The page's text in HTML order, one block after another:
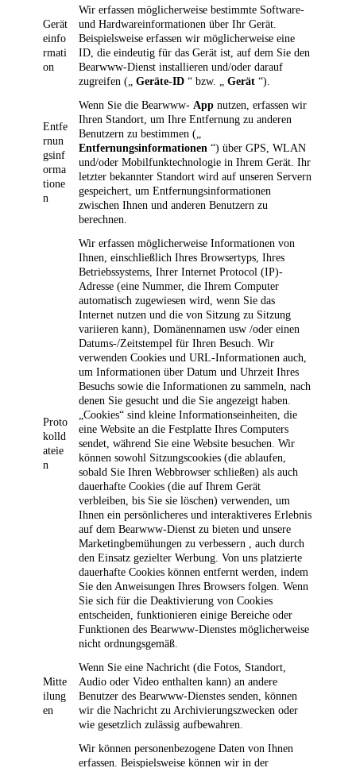
Gerät
einfo
rmati
on
Wir erfassen möglicherweise bestimmte Software-
und Hardwareinformationen über Ihr Gerät.
Beispielsweise erfassen wir möglicherweise eine
ID, die eindeutig für das Gerät ist, auf dem Sie den
Bearwww-Dienst installieren und/oder darauf
zugreifen („Geräte-ID “ bzw. „Gerät “).
Entfe
rnun
gsinf
orma
tione
n
Wenn Sie die Bearwww- App nutzen, erfassen wir
Ihren Standort, um Ihre Entfernung zu anderen
Benutzern zu bestimmen („
Entfernungsinformationen “) über GPS, WLAN
und/oder Mobilfunktechnologie in Ihrem Gerät. Ihr
letzter bekannter Standort wird auf unseren Servern
gespeichert, um Entfernungsinformationen
zwischen Ihnen und anderen Benutzern zu
berechnen.
Proto
kolld
ateie
n
Wir erfassen möglicherweise Informationen von
Ihnen, einschließlich Ihres Browsertyps, Ihres
Betriebssystems, Ihrer Internet Protocol (IP)-
Adresse (eine Nummer, die Ihrem Computer
automatisch zugewiesen wird, wenn Sie das
Internet nutzen und die von Sitzung zu Sitzung
variieren kann), Domänennamen usw /oder einen
Datums-/Zeitstempel für Ihren Besuch. Wir
verwenden Cookies und URL-Informationen auch,
um Informationen über Datum und Uhrzeit Ihres
Besuchs sowie die Informationen zu sammeln, nach
denen Sie gesucht und die Sie angezeigt haben.
„Cookies“ sind kleine Informationseinheiten, die
eine Website an die Festplatte Ihres Computers
sendet, während Sie eine Website besuchen. Wir
können sowohl Sitzungscookies (die ablaufen,
sobald Sie Ihren Webbrowser schließen) als auch
dauerhafte Cookies (die auf Ihrem Gerät
verbleiben, bis Sie sie löschen) verwenden, um
Ihnen ein persönlicheres und interaktiveres Erlebnis
auf dem Bearwww-Dienst zu bieten und unsere
Marketingbemühungen zu verbessern , auch durch
den Einsatz gezielter Werbung. Von uns platzierte
dauerhafte Cookies können entfernt werden, indem
Sie den Anweisungen Ihres Browsers folgen. Wenn
Sie sich für die Deaktivierung von Cookies
entscheiden, funktionieren einige Bereiche oder
Funktionen des Bearwww-Dienstes möglicherweise
nicht ordnungsgemäß.
Mitte
ilung
en
Wenn Sie eine Nachricht (die Fotos, Standort,
Audio oder Video enthalten kann) an andere
Benutzer des Bearwww-Dienstes senden, können
wir die Nachricht zu Archivierungszwecken oder
wie gesetzlich zulässig aufbewahren.
Wir können personenbezogene Daten von Ihnen
erfassen. Beispielsweise können wir in der